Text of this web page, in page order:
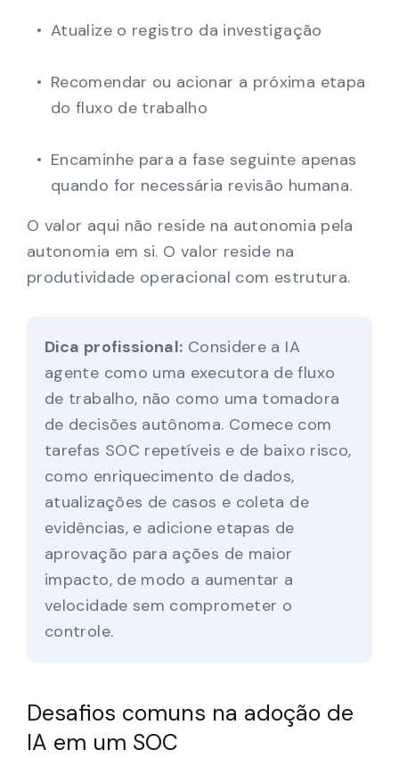
Atualize o registro da investigação
Recomendar ou acionar a próxima etapa
do fluxo de trabalho
Encaminhe para a fase seguinte apenas
quando for necessária revisão humana.
O valor aqui não reside na autonomia pela
autonomia em si. O valor reside na
produtividade operacional com estrutura.
Dica profissional: Considere a IA
agente como uma executora de fluxo
de trabalho, não como uma tomadora
de decisões autônoma. Comece com
tarefas SOC repetíveis e de baixo risco,
como enriquecimento de dados,
atualizações de casos e coleta de
evidências, e adicione etapas de
aprovação para ações de maior
impacto, de modo a aumentar a
velocidade sem comprometer o
controle.
Desafios comuns na adoção de
IA em um SOC